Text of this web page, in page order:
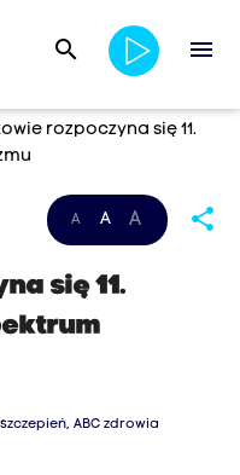
search menu
rozpoczyna się 11.
A A A share
się 11.
szczepień, ABC zdrowia